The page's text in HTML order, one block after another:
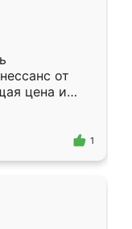
от
цена и
Приехавший
1